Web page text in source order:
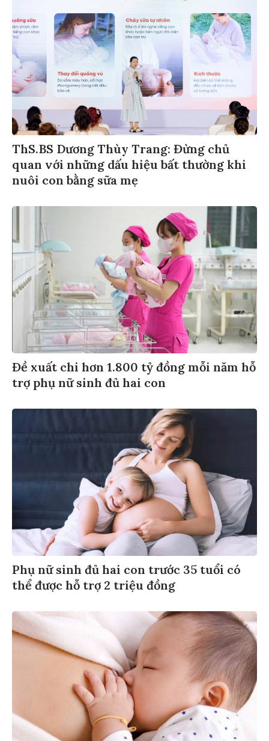
ThS.BS Dương Thùy Trang: Đừng chủ
quan với những dấu hiệu bất thường khi
nuôi con bằng sữa mẹ
Đề xuất chi hơn 1.800 tỷ đồng mỗi năm hỗ
trợ phụ nữ sinh đủ hai con
Phụ nữ sinh đủ hai con trước 35 tuổi có
thể được hỗ trợ 2 triệu đồng